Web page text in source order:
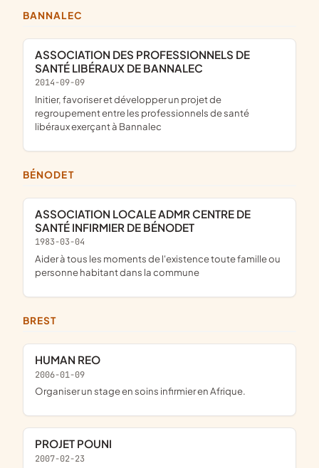
BANNALEC
ASSOCIATION DES PROFESSIONNELS DE
SANTÉ LIBÉRAUX DE BANNALEC
2014-09-09
initier, favoriser et développer un projet de
regroupement entre les professionnels de santé
libéraux exerçant à Bannalec
BÉNODET
ASSOCIATION LOCALE ADMR CENTRE DE
SANTÉ INFIRMIER DE BÉNODET
1983-03-04
aider à tous les moments de l'existence toute famille ou
personne habitant dans la commune
BREST
HUMAN REO
2006-01-09
Organiser un stage en soins infirmier en Afrique.
PROJET POUNI
2007-02-23